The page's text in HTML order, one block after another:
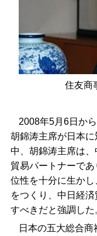
住友商
2008年5月6日か
胡錦涛主席が日本
中、胡錦涛主席は
貿易パートナーで
位性を十分に生か
をつくり、中日経
すべきだと強調した
日本の五大総合